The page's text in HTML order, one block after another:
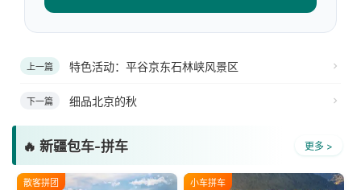
上一篇 特色活动：平谷京东石林峡风景区
下一篇 细品北京的秋
🔥 新疆包车-拼车 更多 >
散客拼团 小车拼车